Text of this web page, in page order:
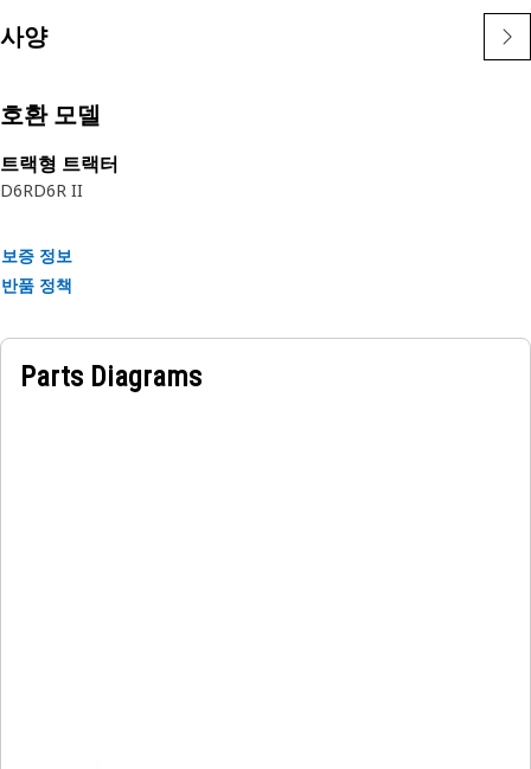
사양
호환 모델
트랙형 트랙터
D6RD6R II
보증 정보
반품 정책
Parts Diagrams